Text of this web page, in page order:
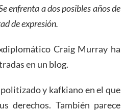
enfrenta a dosposiblesaños de
de expresión.
Craig Murray ha
en un blog.
y kafkiano en el que
derechos. También parece